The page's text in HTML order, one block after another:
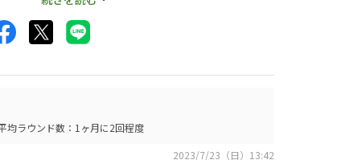
る素晴らしいア
化はあまり感
る逸品ですよ。個
均ラウンド数：1ヶ月に2回程度
2023/7/23（日）13:42